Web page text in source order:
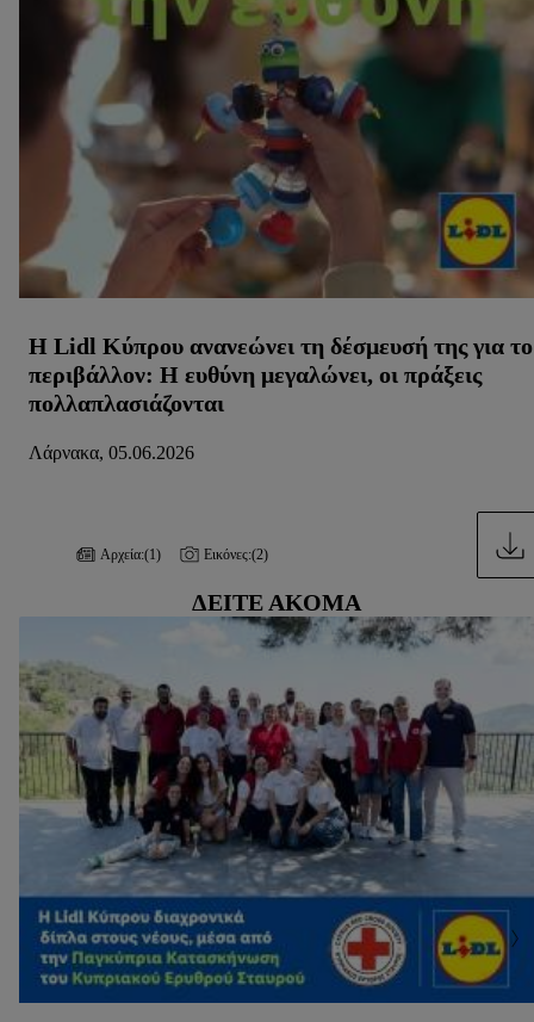
Η Lidl Κύπρου ανανεώνει τη δέσμευσή της για το
περιβάλλον: Η ευθύνη μεγαλώνει, οι πράξεις
πολλαπλασιάζονται
Λάρνακα, 05.06.2026
Αρχεία:(1) Εικόνες:(2)
ΔΕΊΤΕ ΑΚΌΜΑ